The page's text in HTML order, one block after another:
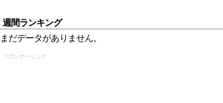
週間ランキング
まだデータがありません。
スポンサーリンク